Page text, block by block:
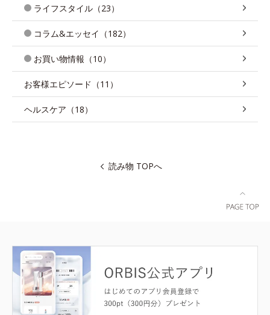
ライフスタイル（23）
コラム&エッセイ（182）
お買い物情報（10）
お客様エピソード（11）
ヘルスケア（18）
読み物 TOPへ